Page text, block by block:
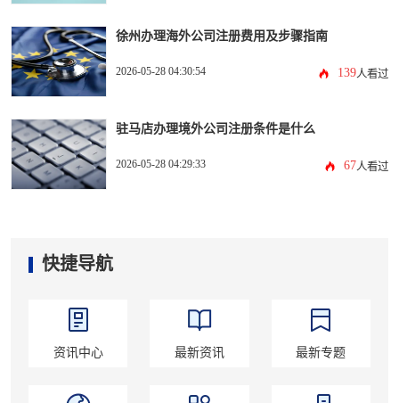
徐州办理海外公司注册费用及步骤指南
2026-05-28 04:30:54 139人看过
驻马店办理境外公司注册条件是什么
2026-05-28 04:29:33 67人看过
快捷导航
资讯中心 最新资讯 最新专题